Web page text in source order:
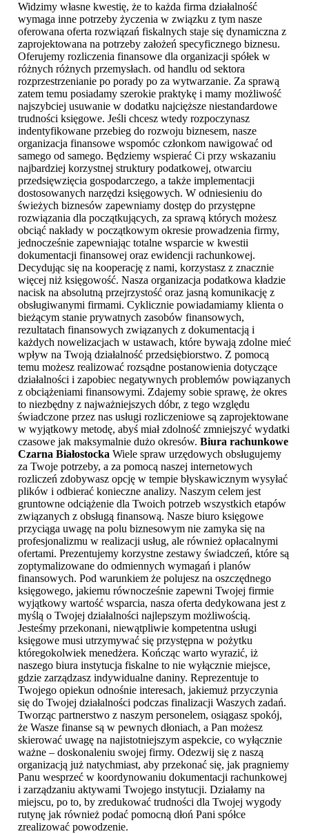
Widzimy własne kwestię, że to każda firma działalność
wymaga inne potrzeby życzenia w związku z tym nasze
oferowana oferta rozwiązań fiskalnych staje się dynamiczna z
zaprojektowana na potrzeby założeń specyficznego biznesu.
Oferujemy rozliczenia finansowe dla organizacji spółek w
różnych różnych przemysłach. od handlu od sektora
rozprzestrzenianie po porady po za wytwarzanie. Za sprawą
zatem temu posiadamy szerokie praktykę i mamy możliwość
najszybciej usuwanie w dodatku najcięższe niestandardowe
trudności księgowe. Jeśli chcesz wtedy rozpoczynasz
indentyfikowane przebieg do rozwoju biznesem, nasze
organizacja finansowe wspomóc członkom nawigować od
samego od samego. Będziemy wspierać Ci przy wskazaniu
najbardziej korzystnej struktury podatkowej, otwarciu
przedsięwzięcia gospodarczego, a także implementacji
dostosowanych narzędzi księgowych. W odniesieniu do
świeżych biznesów zapewniamy dostęp do przystępne
rozwiązania dla początkujących, za sprawą których możesz
obciąć nakłady w początkowym okresie prowadzenia firmy,
jednocześnie zapewniając totalne wsparcie w kwestii
dokumentacji finansowej oraz ewidencji rachunkowej.
Decydując się na kooperację z nami, korzystasz z znacznie
więcej niż księgowość. Nasza organizacja podatkowa kładzie
nacisk na absolutną przejrzystość oraz jasną komunikację z
obsługiwanymi firmami. Cyklicznie powiadamiamy klienta o
bieżącym stanie prywatnych zasobów finansowych,
rezultatach finansowych związanych z dokumentacją i
każdych nowelizacjach w ustawach, które bywają zdolne mieć
wpływ na Twoją działalność przedsiębiorstwo. Z pomocą
temu możesz realizować rozsądne postanowienia dotyczące
działalności i zapobiec negatywnych problemów powiązanych
z obciążeniami finansowymi. Zdajemy sobie sprawę, że okres
to niezbędny z najważniejszych dóbr, z tego względu
świadczone przez nas usługi rozliczeniowe są zaprojektowane
w wyjątkowy metodę, abyś miał zdolność zmniejszyć wydatki
czasowe jak maksymalnie dużo okresów. Biura rachunkowe
Czarna Białostocka Wiele spraw urzędowych obsługujemy
za Twoje potrzeby, a za pomocą naszej internetowych
rozliczeń zdobywasz opcję w tempie błyskawicznym wysyłać
plików i odbierać konieczne analizy. Naszym celem jest
gruntowne odciążenie dla Twoich potrzeb wszystkich etapów
związanych z obsługą finansową. Nasze biuro księgowe
przyciąga uwagę na polu biznesowym nie zamyka się na
profesjonalizmu w realizacji usług, ale również opłacalnymi
ofertami. Prezentujemy korzystne zestawy świadczeń, które są
zoptymalizowane do odmiennych wymagań i planów
finansowych. Pod warunkiem że polujesz na oszczędnego
księgowego, jakiemu równocześnie zapewni Twojej firmie
wyjątkowy wartość wsparcia, nasza oferta dedykowana jest z
myślą o Twojej działalności najlepszym możliwością.
Jesteśmy przekonani, niewątpliwie kompetentna usługi
księgowe musi utrzymywać się przystępna w pożytku
któregokolwiek menedżera. Kończąc warto wyrazić, iż
naszego biura instytucja fiskalne to nie wyłącznie miejsce,
gdzie zarządzasz indywidualne daniny. Reprezentuje to
Twojego opiekun odnośnie interesach, jakiemuż przyczynia
się do Twojej działalności podczas finalizacji Waszych zadań.
Tworząc partnerstwo z naszym personelem, osiągasz spokój,
że Wasze finanse są w pewnych dłoniach, a Pan możesz
skierować uwagę na najistotniejszym aspekcie, co wyłącznie
ważne – doskonaleniu swojej firmy. Odezwij się z naszą
organizacją już natychmiast, aby przekonać się, jak pragniemy
Panu wesprzeć w koordynowaniu dokumentacji rachunkowej
i zarządzaniu aktywami Twojego instytucji. Działamy na
miejscu, po to, by zredukować trudności dla Twojej wygody
rutynę jak również podać pomocną dłoń Pani spółce
zrealizować powodzenie.